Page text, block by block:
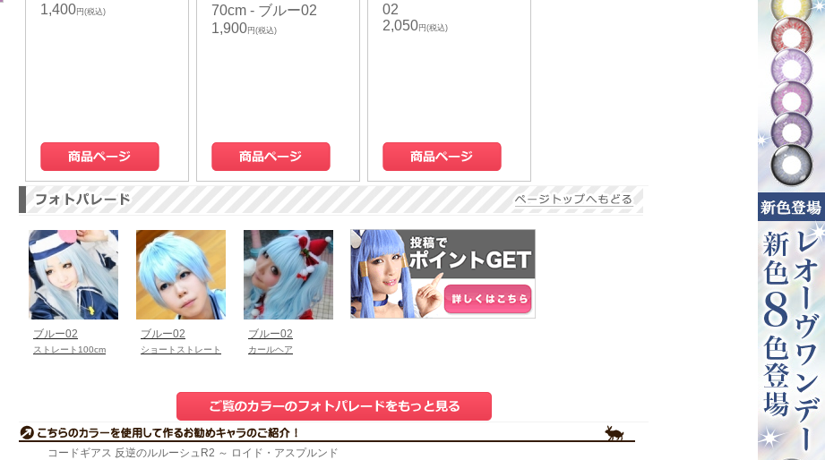
1,400円(税込)
70cm - ブルー02
1,900円(税込)
02
2,050円(税込)
ブルー02
ストレート100cm
ブルー02
ショートストレート
ブルー02
カールヘア
コードギアス 反逆のルルーシュR2 ～ ロイド・アスプルンド